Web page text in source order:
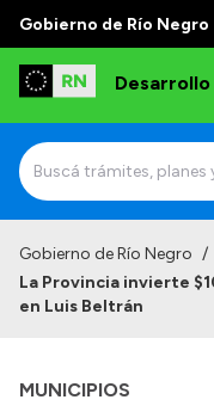
Gobierno de Río Negro
Desarrollo
Institucional
Autoridades
Gobierno de Río Negro /
La Provincia invierte
en Luis Beltrán
MUNICIPIOS